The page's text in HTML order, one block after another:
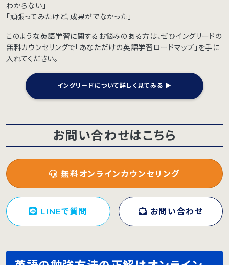
わからない」
「頑張ってみたけど、成果がでなかった」
このような英語学習に関するお悩みのある方は、ぜひイングリードの
無料カウンセリングで「あなただけの英語学習ロードマップ」を手に
入れてください。
イングリードについて詳しく見てみる ▶︎
お問い合わせはこちら
無料オンラインカウンセリング
LINEで質問 お問い合わせ